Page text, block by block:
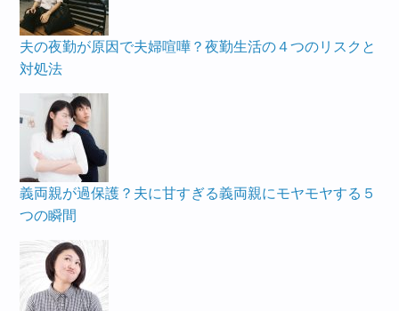
夫の夜勤が原因で夫婦喧嘩？夜勤生活の４つのリスクと
対処法
義両親が過保護？夫に甘すぎる義両親にモヤモヤする５
つの瞬間